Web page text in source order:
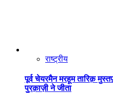
राष्ट्रीय
पूर्व चेयरमैन मरहूम तारिक़
पुरक़ाज़ी ने जीता